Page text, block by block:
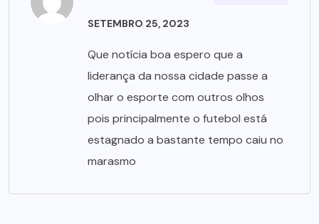
SETEMBRO 25, 2023
Que notícia boa espero que a
liderança da nossa cidade passe a
olhar o esporte com outros olhos
pois principalmente o futebol está
estagnado a bastante tempo caiu no
marasmo